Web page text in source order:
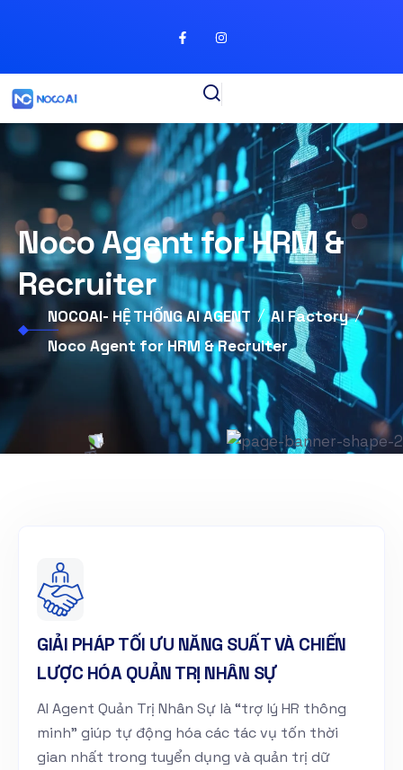
Noco Agent for HRM &
Recruiter
NOCOAI- HỆ THỐNG AI AGENT
AI Factory
Noco Agent for HRM & Recruiter
GIẢI PHÁP TỐI ƯU NĂNG SUẤT VÀ CHIẾN
LƯỢC HÓA QUẢN TRỊ NHÂN SỰ
AI Agent Quản Trị Nhân Sự là “trợ lý HR thông
minh” giúp tự động hóa các tác vụ tốn thời
gian nhất trong tuyển dụng và quản trị dữ